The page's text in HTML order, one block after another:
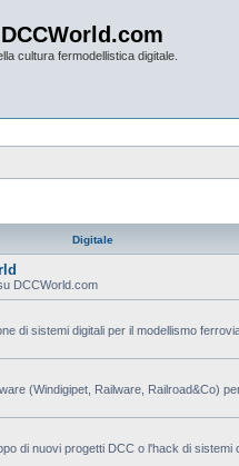
cultura fermodellistica digitale.
Digitale
DCCWorld.com
di sistemi digitali per il modellismo
(Windigipet, Railware, Railroad&Co)
di nuovi progetti DCC o l'hack di sistemi